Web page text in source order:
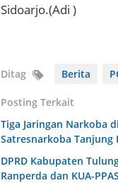
Sidoarjo.(Adi )
Ditag Berita
Posting Terkait
Tiga Jaringan Narkoba
Satresnarkoba Tanjung
DPRD Kabupaten
Ranperda dan KUA-